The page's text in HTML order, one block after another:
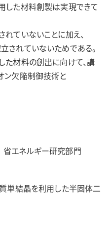
した材料創製は実現できて
ていないことに加え、
されていないためである。
た材料の創出に向けて、講
ン欠陥制御技術と
ネルギー研究部門
単結晶を利用した半固体二